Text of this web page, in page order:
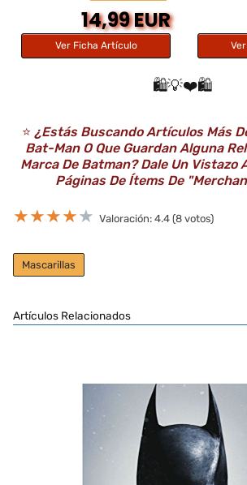
14,99 EUR
Ver Ficha Artículo
🛍️💡❤️🛍️
⭐️ ¿Estás Buscando Artículos Más
Bat-Man O Que Guardan Alguna
Marca De Batman? Dale Un Vistazo
Páginas De Ítems De
★★★★★ Valoración: 4.4 (8 votos)
Mascarillas
Artículos Relacionados